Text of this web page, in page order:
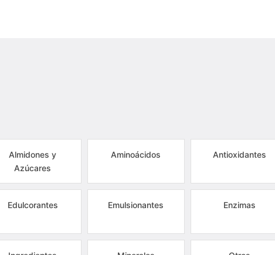
Almidones y
Azúcares
Aminoácidos Antioxidantes
Edulcorantes Emulsionantes Enzimas